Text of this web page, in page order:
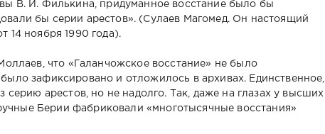
В. И. Филькина, придуманное восстание было бы
бы серии арестов». (Сулаев Магомед. Он настоящий
14 ноября 1990 года).
что «Галанчожское восстание» не было
зафиксировано и отложилось в архивах. Единственное,
серию арестов, но не надолго. Так, даже на глазах у высших
Берии фабриковали «многотысячные восстания»